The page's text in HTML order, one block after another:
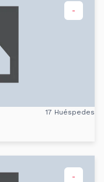
-
17 Huéspedes
-